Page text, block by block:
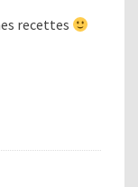
recettes